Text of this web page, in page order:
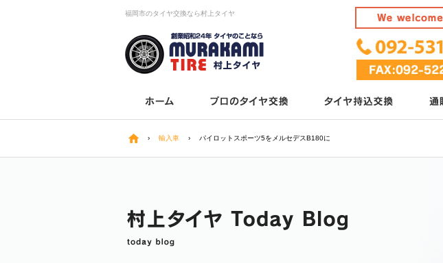
福岡市のタイヤ交換なら村上タイヤ
› 輸入車 › パイロットスポーツ5をメルセデスB180に